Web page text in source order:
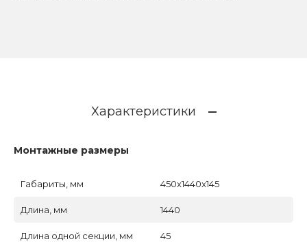
Характеристики
Монтажные размеры
Габариты, мм 450x1440x145
Длина, мм 1440
Длина одной секции, мм 45